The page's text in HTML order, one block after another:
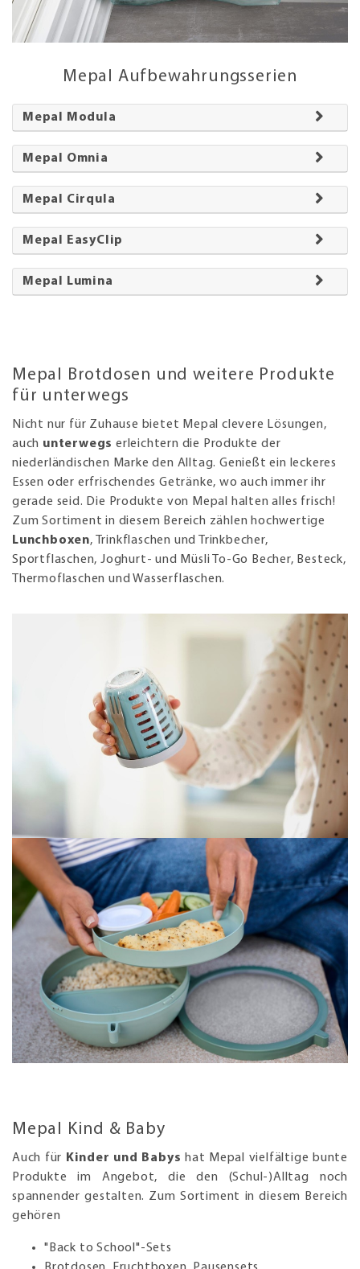
Mepal Aufbewahrungsserien
Mepal Modula
Mepal Omnia
Mepal Cirqula
Mepal EasyClip
Mepal Lumina
Mepal Brotdosen und weitere Produkte
für unterwegs
Nicht nur für Zuhause bietet Mepal clevere Lösungen,
auch unterwegs erleichtern die Produkte der
niederländischen Marke den Alltag. Genießt ein leckeres
Essen oder erfrischendes Getränke, wo auch immer ihr
gerade seid. Die Produkte von Mepal halten alles frisch!
Zum Sortiment in diesem Bereich zählen hochwertige
Lunchboxen, Trinkflaschen und Trinkbecher,
Sportflaschen, Joghurt- und Müsli To-Go Becher, Besteck,
Thermoflaschen und Wasserflaschen.
Mepal Kind & Baby
Auch für Kinder und Babys hat Mepal vielfältige bunte
Produkte im Angebot, die den (Schul-)Alltag noch
spannender gestalten. Zum Sortiment in diesem Bereich
gehören
"Back to School"-Sets